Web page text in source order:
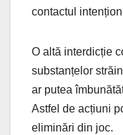
contactul
O altă interdicție
substanțelor
ar putea
Astfel de acțiuni
eliminări din joc.